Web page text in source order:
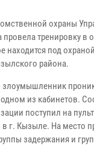
охраны
тренировку в
находится под
района.
злоумышленник
из кабинетов.
поступил на
г. Кызыле. На место
задержания и